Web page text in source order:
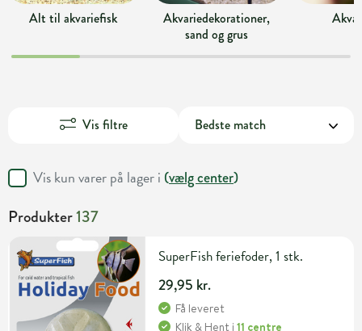
Alt til akvariefisk
Akvariedekorationer,
sand og grus
Vis filtre
Vis kun varer på lager i (vælg center)
Produkter137
SuperFish feriefoder, 1 stk.
29,95 kr.
Få leveret
Klik & Hent i11 centre